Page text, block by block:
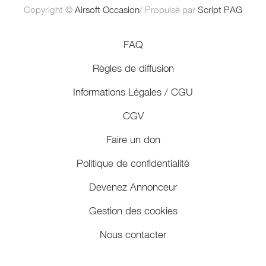
Copyright © Airsoft Occasion/ Propulsé par Script PAG
FAQ
Règles de diffusion
Informations Légales / CGU
CGV
Faire un don
Politique de confidentialité
Devenez Annonceur
Gestion des cookies
Nous contacter